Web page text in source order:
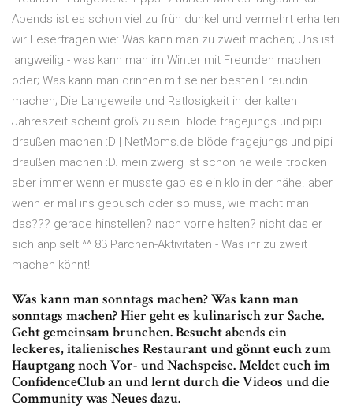
Abends ist es schon viel zu früh dunkel und vermehrt erhalten
wir Leserfragen wie: Was kann man zu zweit machen; Uns ist
langweilig - was kann man im Winter mit Freunden machen
oder; Was kann man drinnen mit seiner besten Freundin
machen; Die Langeweile und Ratlosigkeit in der kalten
Jahreszeit scheint groß zu sein. blöde fragejungs und pipi
draußen machen :D | NetMoms.de blöde fragejungs und pipi
draußen machen :D. mein zwerg ist schon ne weile trocken
aber immer wenn er musste gab es ein klo in der nähe. aber
wenn er mal ins gebüsch oder so muss, wie macht man
das??? gerade hinstellen? nach vorne halten? nicht das er
sich anpiselt ^^ 83 Pärchen-Aktivitäten - Was ihr zu zweit
machen könnt!
Was kann man sonntags machen? Was kann man
sonntags machen? Hier geht es kulinarisch zur Sache.
Geht gemeinsam brunchen. Besucht abends ein
leckeres, italienisches Restaurant und gönnt euch zum
Hauptgang noch Vor- und Nachspeise. Meldet euch im
ConfidenceClub an und lernt durch die Videos und die
Community was Neues dazu.